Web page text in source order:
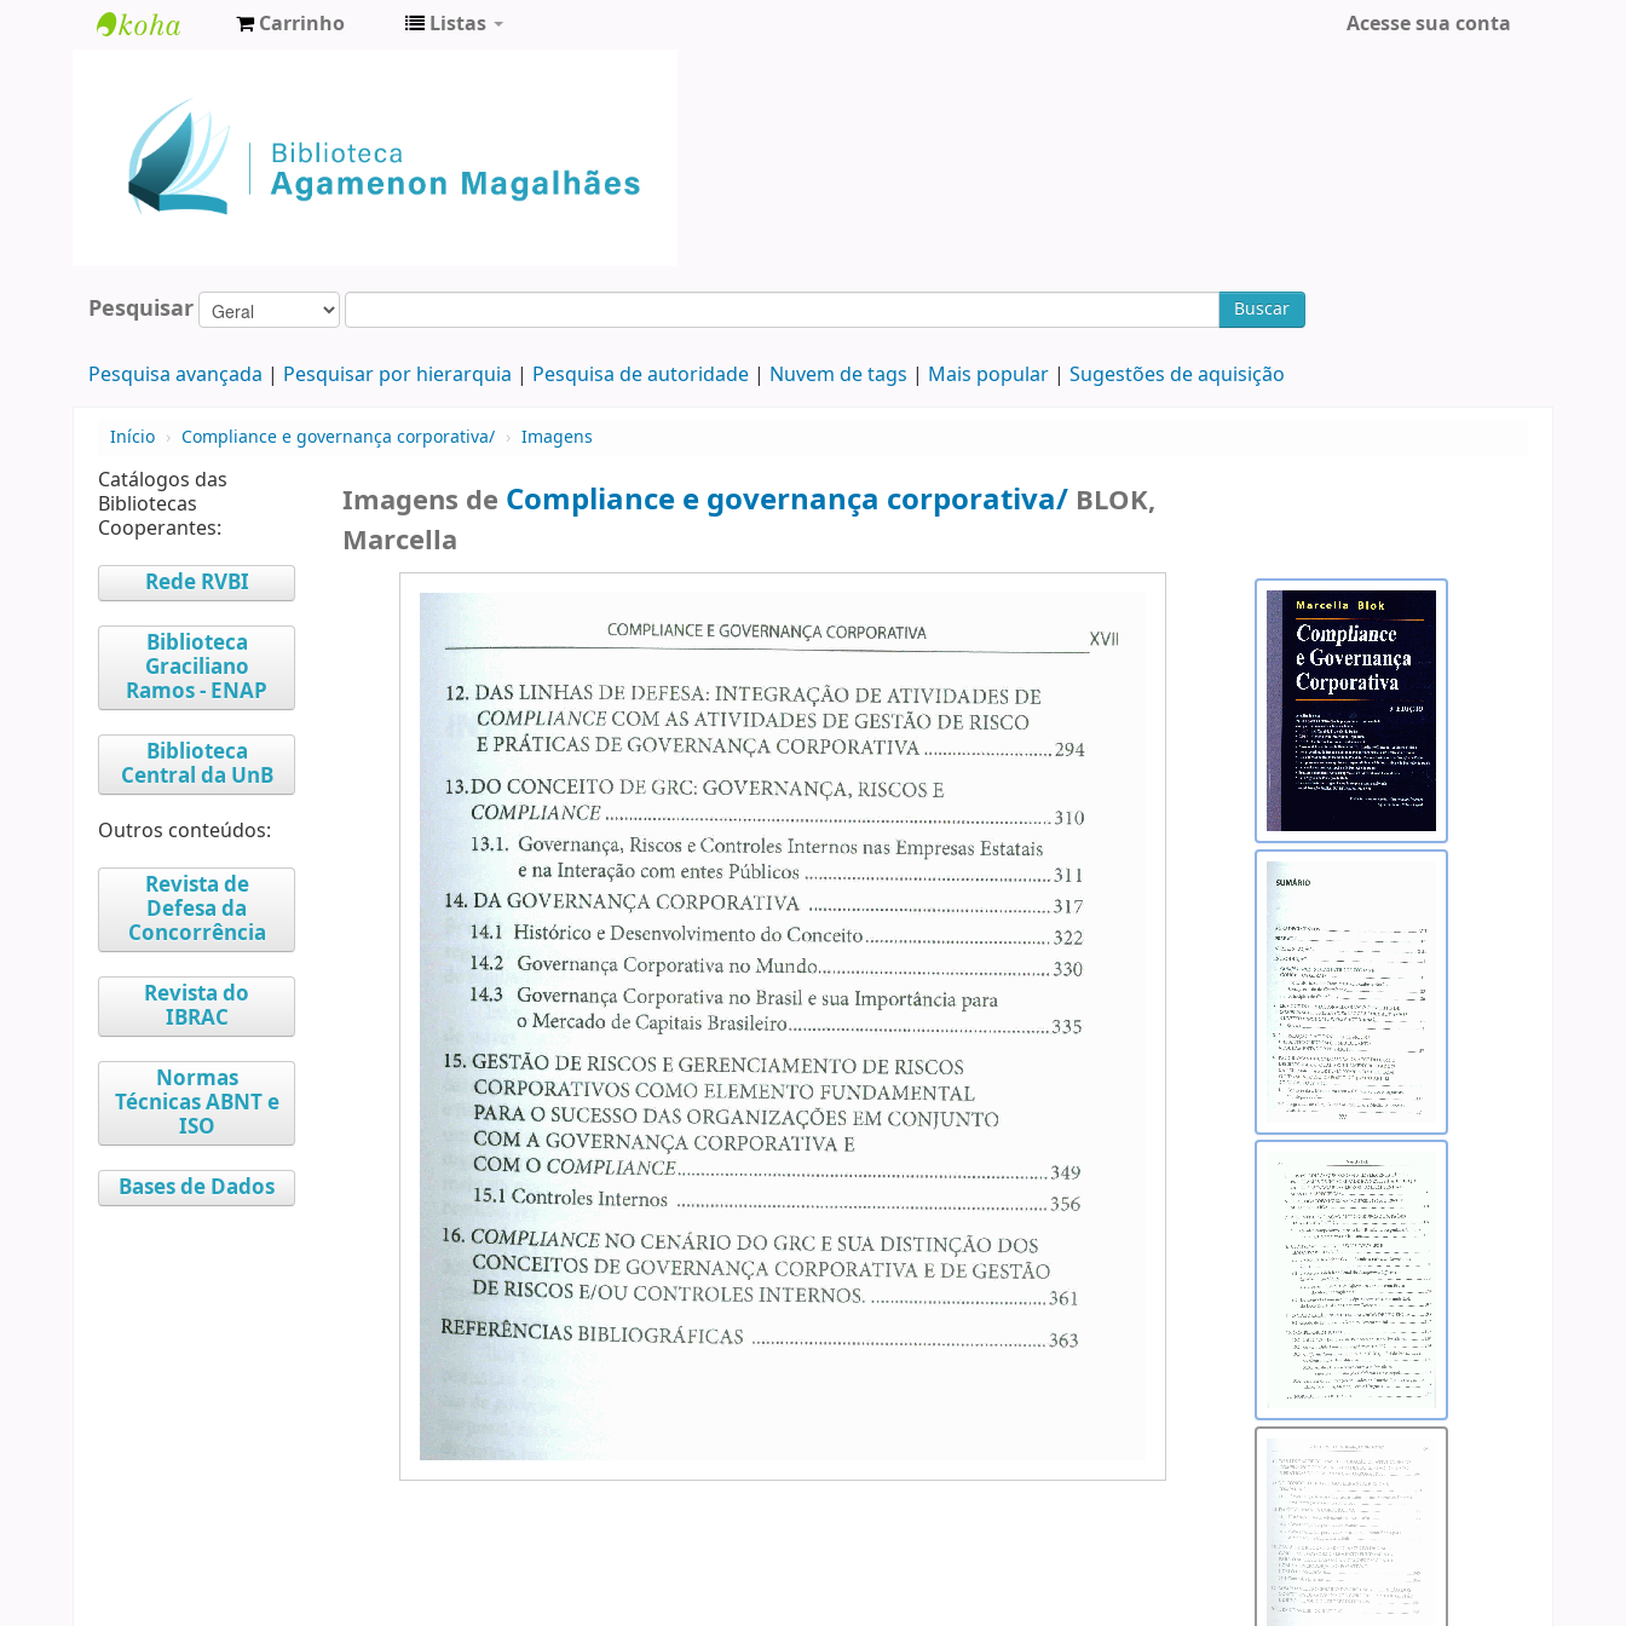
Agamenon
Magalhães
Carrinho Listas Acesse sua conta
Pesquisar Buscar
Pesquisa avançada Pesquisar por hierarquia Pesquisa de autoridade Nuvem de tags Mais popular Sugestões de aquisição
Início › Compliance e governança corporativa/ › Imagens
Catálogos das
Bibliotecas
Cooperantes:
Rede RVBI
Biblioteca
Graciliano
Ramos - ENAP
Biblioteca
Central da UnB
Outros conteúdos:
Revista de
Defesa da
Concorrência
Revista do
IBRAC
Normas
Técnicas ABNT e
ISO
Bases de Dados
Imagens de Compliance e governança corporativa/ BLOK,
Marcella